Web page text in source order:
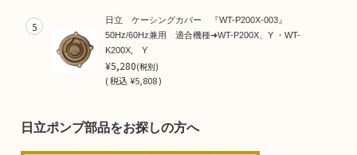
5
日立 ケーシングカバー 『WT-P200X-003』
50Hz/60Hz兼用 適合機種➜WT-P200X、Y ・WT-
K200X, Y
¥5,280(税別)
(税込¥5,808 )
日立ポンプ部品をお探しの方へ